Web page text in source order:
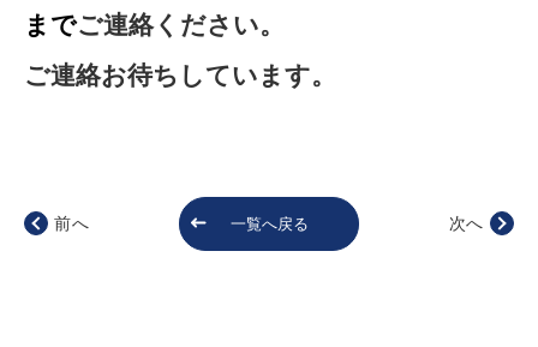
までご連絡ください。
ご連絡お待ちしています。
前へ 一覧へ戻る 次へ